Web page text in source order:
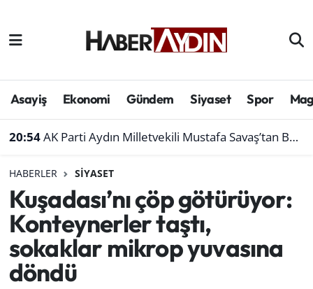
Asayiş Ekonomi Gündem Siyaset Spor
20:54AK Parti Aydın Milletvekili Mustafa Savaş’tan Bakan Yumaklı’ya ziyaret
HABERLER SIYASET
Kuşadası’nı çöp götürüyor:
Konteynerler taştı,
sokaklar mikrop yuvasına
döndü
Afyonkarahisar
Çevre
Genel
Haber
Izmir
Aydın Hava Durumu
Süper Lig Puan Durumu ve Fikstür
Son Dakika Haberleri
Haber Arşivi